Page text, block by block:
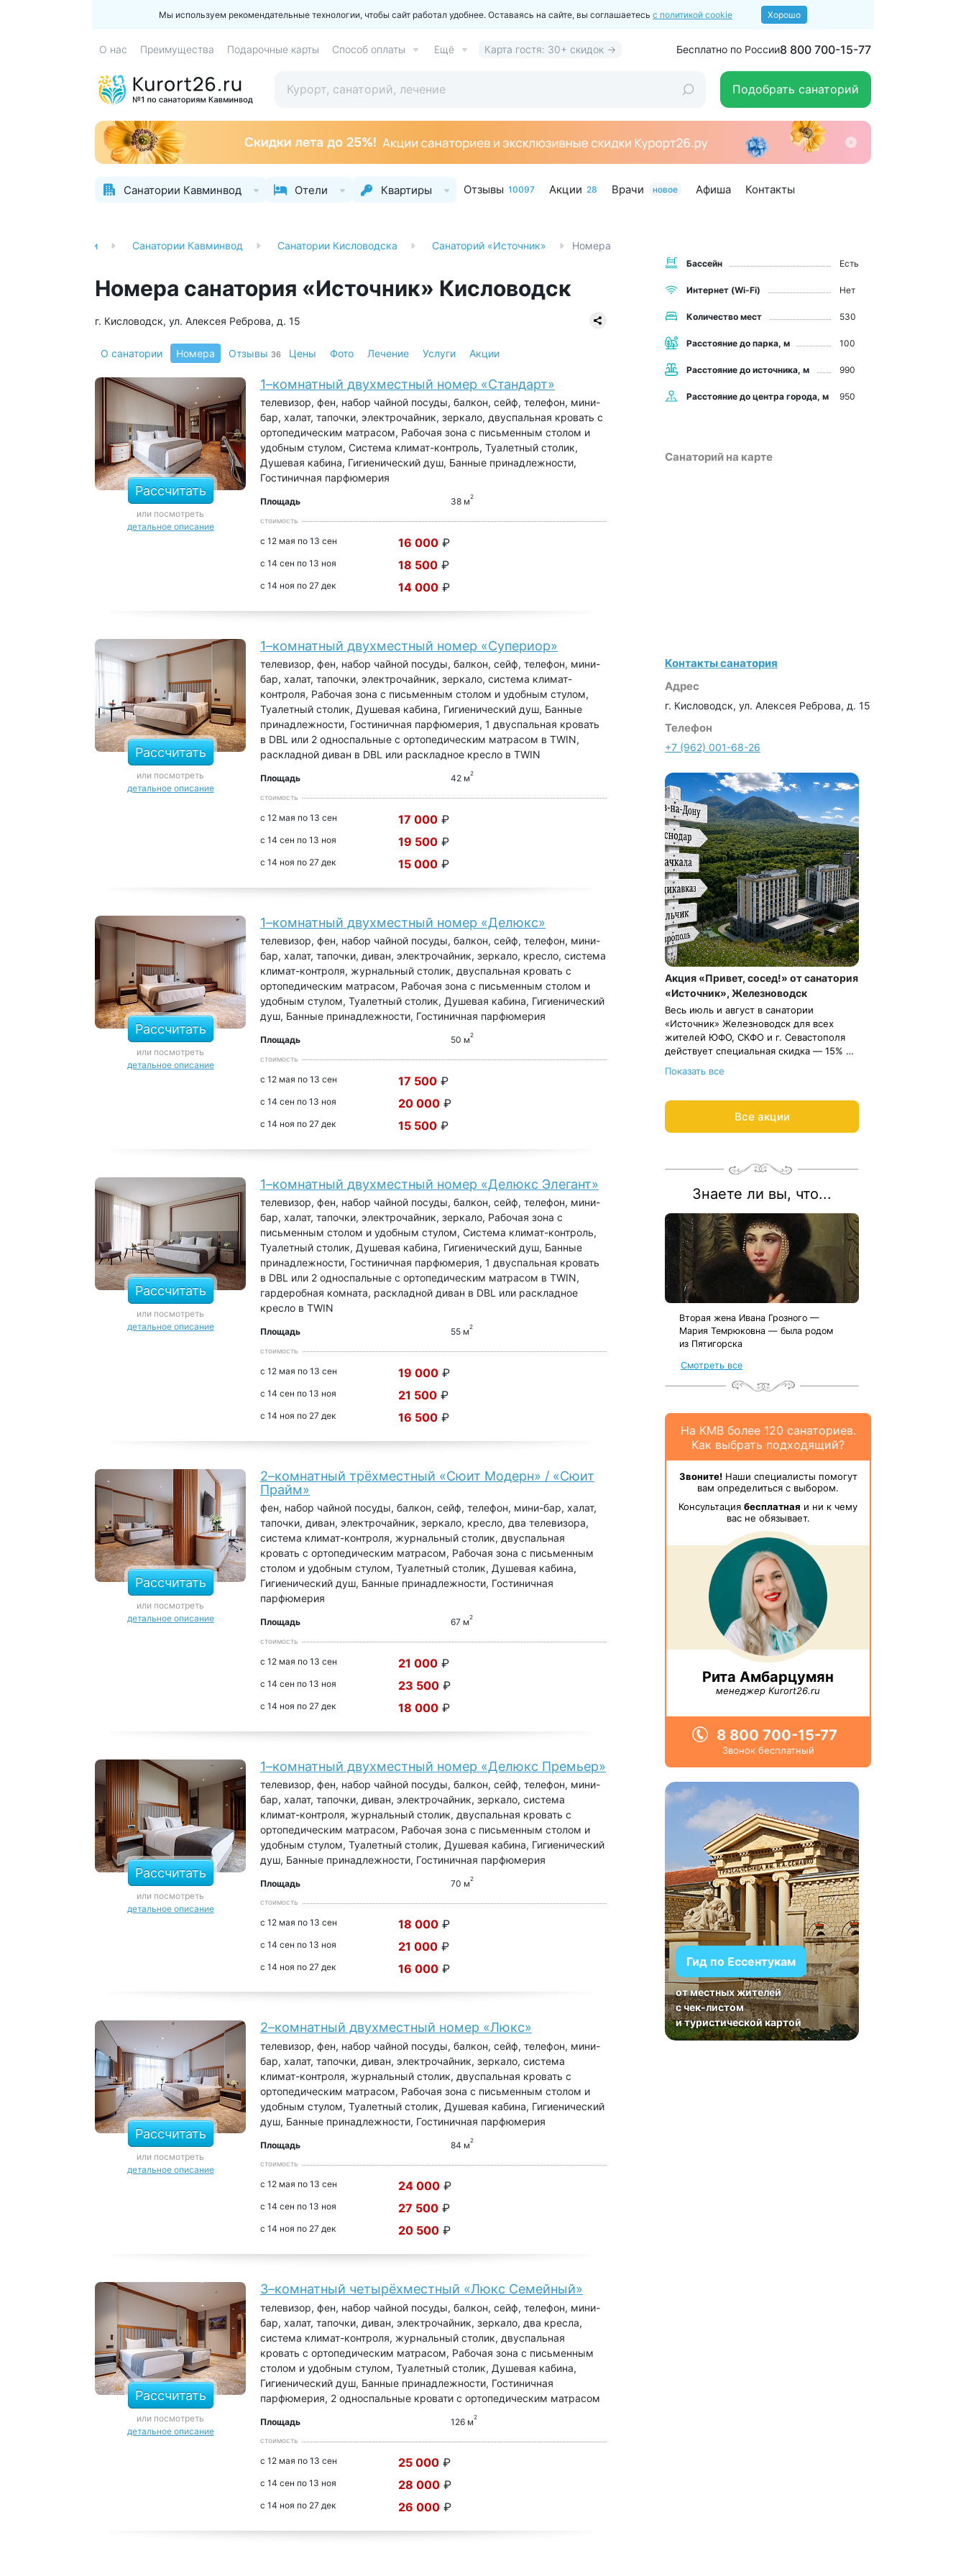
Мы используем рекомендательные технологии, чтобы сайт работал удобнее. Оставаясь на сайте, вы соглашаетесь с политикой cookie Хорошо
О нас Преимущества Подарочные карты Способ оплаты Ещё Карта гостя: 30+ скидок → Бесплатно по России8 800 700-15-77
Подобрать санаторий
Санатории Кавминвод Отели Квартиры Отзывы 10097 Акции 28 Врачи новое Афиша Контакты
Санатории Санатории Кавминвод Санатории Кисловодска Санаторий «Источник» Номера
Номера санатория «Источник» Кисловодск
г. Кисловодск, ул. Алексея Реброва, д. 15
О санатории Номера Отзывы 36 Цены Фото Лечение Услуги Акции
Рассчитать
или посмотреть
детальное описание
1–комнатный двухместный номер «Стандарт»
телевизор, фен, набор чайной посуды, балкон, сейф, телефон, мини-
бар, халат, тапочки, электрочайник, зеркало, двуспальная кровать с
ортопедическим матрасом, Рабочая зона с письменным столом и
удобным стулом, Система климат-контроль, Туалетный столик,
Душевая кабина, Гигиенический душ, Банные принадлежности,
Гостиничная парфюмерия
Площадь 38 м2
стоимость
с 12 мая по 13 сен 16 000 ₽
с 14 сен по 13 ноя 18 500 ₽
с 14 ноя по 27 дек 14 000 ₽
Рассчитать
или посмотреть
детальное описание
1–комнатный двухместный номер «Супериор»
телевизор, фен, набор чайной посуды, балкон, сейф, телефон, мини-
бар, халат, тапочки, электрочайник, зеркало, система климат-
контроля, Рабочая зона с письменным столом и удобным стулом,
Туалетный столик, Душевая кабина, Гигиенический душ, Банные
принадлежности, Гостиничная парфюмерия, 1 двуспальная кровать
в DBL или 2 односпальные с ортопедическим матрасом в TWIN,
раскладной диван в DBL или раскладное кресло в TWIN
Площадь 42 м2
стоимость
с 12 мая по 13 сен 17 000 ₽
с 14 сен по 13 ноя 19 500 ₽
с 14 ноя по 27 дек 15 000 ₽
Рассчитать
или посмотреть
детальное описание
1–комнатный двухместный номер «Делюкс»
телевизор, фен, набор чайной посуды, балкон, сейф, телефон, мини-
бар, халат, тапочки, диван, электрочайник, зеркало, кресло, система
климат-контроля, журнальный столик, двуспальная кровать с
ортопедическим матрасом, Рабочая зона с письменным столом и
удобным стулом, Туалетный столик, Душевая кабина, Гигиенический
душ, Банные принадлежности, Гостиничная парфюмерия
Площадь 50 м2
стоимость
с 12 мая по 13 сен 17 500 ₽
с 14 сен по 13 ноя 20 000 ₽
с 14 ноя по 27 дек 15 500 ₽
Рассчитать
или посмотреть
детальное описание
1–комнатный двухместный номер «Делюкс Элегант»
телевизор, фен, набор чайной посуды, балкон, сейф, телефон, мини-
бар, халат, тапочки, электрочайник, зеркало, Рабочая зона с
письменным столом и удобным стулом, Система климат-контроль,
Туалетный столик, Душевая кабина, Гигиенический душ, Банные
принадлежности, Гостиничная парфюмерия, 1 двуспальная кровать
в DBL или 2 односпальные с ортопедическим матрасом в TWIN,
гардеробная комната, раскладной диван в DBL или раскладное
кресло в TWIN
Площадь 55 м2
стоимость
с 12 мая по 13 сен 19 000 ₽
с 14 сен по 13 ноя 21 500 ₽
с 14 ноя по 27 дек 16 500 ₽
Рассчитать
или посмотреть
детальное описание
2–комнатный трёхместный «Сюит Модерн» / «Сюит
Прайм»
фен, набор чайной посуды, балкон, сейф, телефон, мини-бар, халат,
тапочки, диван, электрочайник, зеркало, кресло, два телевизора,
система климат-контроля, журнальный столик, двуспальная
кровать с ортопедическим матрасом, Рабочая зона с письменным
столом и удобным стулом, Туалетный столик, Душевая кабина,
Гигиенический душ, Банные принадлежности, Гостиничная
парфюмерия
Площадь 67 м2
стоимость
с 12 мая по 13 сен 21 000 ₽
с 14 сен по 13 ноя 23 500 ₽
с 14 ноя по 27 дек 18 000 ₽
Рассчитать
или посмотреть
детальное описание
1–комнатный двухместный номер «Делюкс Премьер»
телевизор, фен, набор чайной посуды, балкон, сейф, телефон, мини-
бар, халат, тапочки, диван, электрочайник, зеркало, система
климат-контроля, журнальный столик, двуспальная кровать с
ортопедическим матрасом, Рабочая зона с письменным столом и
удобным стулом, Туалетный столик, Душевая кабина, Гигиенический
душ, Банные принадлежности, Гостиничная парфюмерия
Площадь 70 м2
стоимость
с 12 мая по 13 сен 18 000 ₽
с 14 сен по 13 ноя 21 000 ₽
с 14 ноя по 27 дек 16 000 ₽
Рассчитать
или посмотреть
детальное описание
2–комнатный двухместный номер «Люкс»
телевизор, фен, набор чайной посуды, балкон, сейф, телефон, мини-
бар, халат, тапочки, диван, электрочайник, зеркало, система
климат-контроля, журнальный столик, двуспальная кровать с
ортопедическим матрасом, Рабочая зона с письменным столом и
удобным стулом, Туалетный столик, Душевая кабина, Гигиенический
душ, Банные принадлежности, Гостиничная парфюмерия
Площадь 84 м2
стоимость
с 12 мая по 13 сен 24 000 ₽
с 14 сен по 13 ноя 27 500 ₽
с 14 ноя по 27 дек 20 500 ₽
Рассчитать
или посмотреть
детальное описание
3–комнатный четырёхместный «Люкс Семейный»
телевизор, фен, набор чайной посуды, балкон, сейф, телефон, мини-
бар, халат, тапочки, диван, электрочайник, зеркало, два кресла,
система климат-контроля, журнальный столик, двуспальная
кровать с ортопедическим матрасом, Рабочая зона с письменным
столом и удобным стулом, Туалетный столик, Душевая кабина,
Гигиенический душ, Банные принадлежности, Гостиничная
парфюмерия, 2 односпальные кровати с ортопедическим матрасом
Площадь 126 м2
стоимость
с 12 мая по 13 сен 25 000 ₽
с 14 сен по 13 ноя 28 000 ₽
с 14 ноя по 27 дек 26 000 ₽
Бассейн Есть
Интернет (Wi-Fi) Нет
Количество мест 530
Расстояние до парка, м 100
Расстояние до источника, м 990
Расстояние до центра города, м 950
Санаторий на карте
Контакты санатория
Адрес
г. Кисловодск, ул. Алексея Реброва, д. 15
Телефон
+7 (962) 001-68-26
Акция «Привет, сосед!» от санатория
«Источник», Железноводск
Весь июль и август в санатории
«Источник» Железноводск для всех
жителей ЮФО, СКФО и г. Севастополя
действует специальная скидка — 15% на
путевку.
Весь период проживания должен
пройти в даты 2 июля — 19 сентября
Рассчитаем цену со скидкой и
забронируем отдых по
акции:8 800 700-15-77.
Показать все
Все акции
Знаете ли вы, что...
Вторая жена Ивана Грозного —
Мария Темрюковна — была родом
из Пятигорска
Смотреть все
На КМВ более 120 санаториев.
Как выбрать подходящий?
Звоните!Наши специалисты помогут
вам определиться с выбором.
Консультация бесплатная и ни к чему
вас не обязывает.
Рита Амбарцумян
менеджер Kurort26.ru
8 800 700-15-77
Звонок бесплатный
Гид по Ессентукам
от местных жителей
с чек-листом
и туристической картой